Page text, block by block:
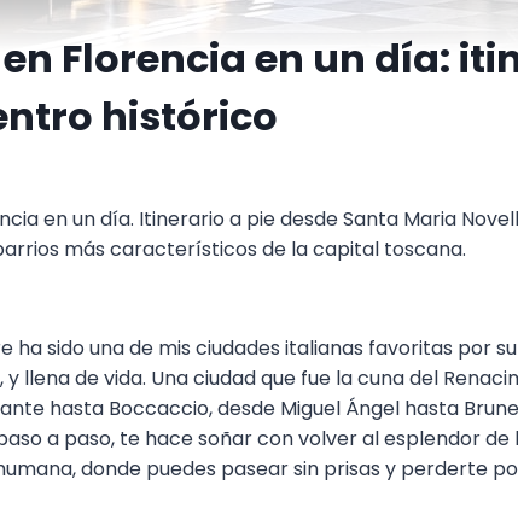
Florencia en un día:
histórico
en un día. Itinerario a pie desde Santa Maria
más característicos de la capital toscana.
ha sido una de mis ciudades italianas favoritas por
llena de vida. Una ciudad que fue la cuna del
hasta Boccaccio, desde Miguel Ángel hasta
a paso, te hace soñar con volver al esplendor de
donde puedes pasear sin prisas y perderte